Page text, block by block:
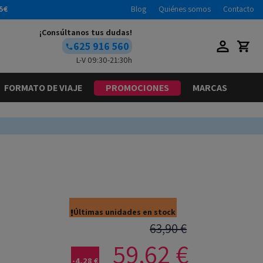
Blog Quiénes somos Contacto
¡Consúltanos tus dudas!
625 916 560
L-V 09:30-21:30h
FORMATO DE VIAJE PROMOCIONES MARCAS
Últimas unidades en stock
63,90 €
-4,28 € 59,62 €